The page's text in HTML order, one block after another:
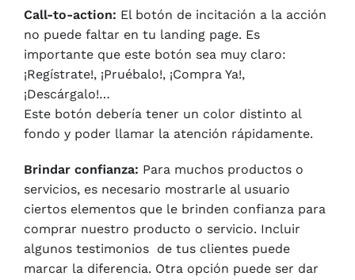
Call-to-action: El botón de incitación a la acción
no puede faltar en tu landing page. Es
importante que este botón sea muy claro:
¡Regístrate!, ¡Pruébalo!, ¡Compra Ya!,
¡Descárgalo!…
Este botón debería tener un color distinto al
fondo y poder llamar la atención rápidamente.
Brindar confianza: Para muchos productos o
servicios, es necesario mostrarle al usuario
ciertos elementos que le brinden confianza para
comprar nuestro producto o servicio. Incluir
algunos testimonios de tus clientes puede
marcar la diferencia. Otra opción puede ser dar